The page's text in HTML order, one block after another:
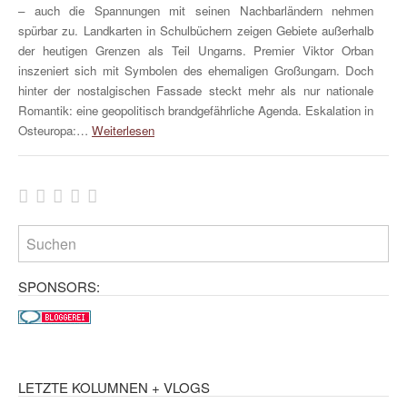
– auch die Spannungen mit seinen Nachbarländern nehmen
spürbar zu. Landkarten in Schulbüchern zeigen Gebiete außerhalb
der heutigen Grenzen als Teil Ungarns. Premier Viktor Orban
inszeniert sich mit Symbolen des ehemaligen Großungarn. Doch
hinter der nostalgischen Fassade steckt mehr als nur nationale
Romantik: eine geopolitisch brandgefährliche Agenda. Eskalation in
Osteuropa:… Weiterlesen
SPONSORS:
LETZTE KOLUMNEN + VLOGS